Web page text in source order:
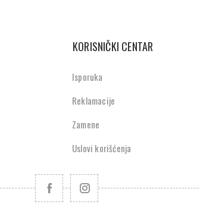
KORISNIČKI CENTAR
Isporuka
Reklamacije
Zamene
Uslovi korišćenja